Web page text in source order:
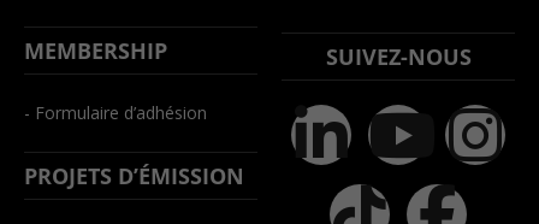
MEMBERSHIP
- Formulaire d’adhésion
PROJETS D’ÉMISSION
SUIVEZ-NOUS